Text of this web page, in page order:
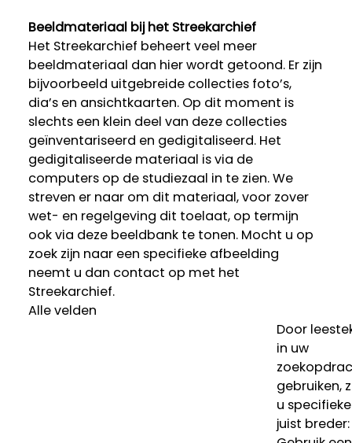
Beeldmateriaal bij het Streekarchief
Het Streekarchief beheert veel meer
beeldmateriaal dan hier wordt getoond. Er zijn
bijvoorbeeld uitgebreide collecties foto’s,
dia’s en ansichtkaarten. Op dit moment is
slechts een klein deel van deze collecties
geïnventariseerd en gedigitaliseerd. Het
gedigitaliseerde materiaal is via de
computers op de studiezaal in te zien. We
streven er naar om dit materiaal, voor zover
wet- en regelgeving dit toelaat, op termijn
ook via deze beeldbank te tonen. Mocht u op
zoek zijn naar een specifieke afbeelding
neemt u dan contact op met het
Streekarchief.
Alle velden
Door
in uw
gebruiken,
u
juist breder: